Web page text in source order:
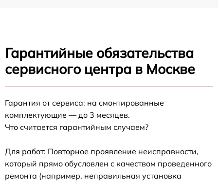
Гарантийные обязательства
сервисного центра в Москве
Гарантия от сервиса: на смонтированные
комплектующие — до 3 месяцев.
Что считается гарантийным случаем?
Для работ: Повторное проявление неисправности,
который прямо обусловлен с качеством проведенного
ремонта (например, неправильная установка